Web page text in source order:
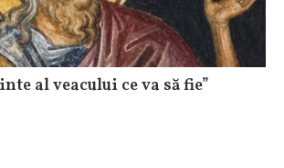
al veacului ce va să fie”